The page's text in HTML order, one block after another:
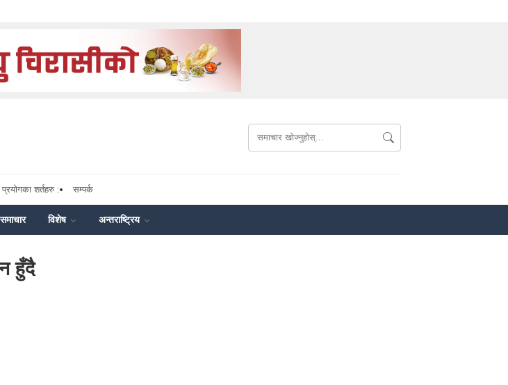
प्रयोगका शर्तहरु : सम्पर्क
विशेष अन्तराष्ट्रिय
हुँदै